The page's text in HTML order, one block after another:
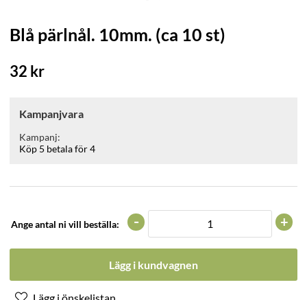
Blå pärlnål. 10mm. (ca 10 st)
32 kr
Kampanjvara
Kampanj:
Köp 5 betala för 4
Ange antal ni vill beställa: +
-
Lägg i kundvagnen